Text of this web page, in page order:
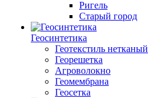
Ригель
Старый город
Геосинтетика
Геотекстиль нетканый
Георешетка
Агроволокно
Геомембрана
Геосетка